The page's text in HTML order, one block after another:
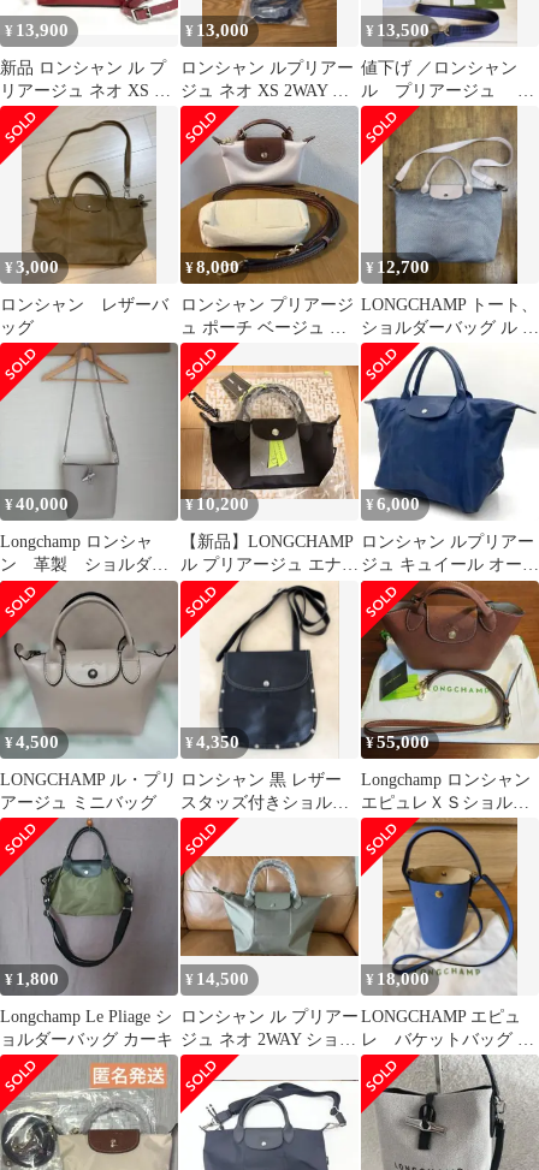
¥ 13,900
新品 ロンシャン ル プ
リアージュ ネオ XS レ
ッド 2WAYトートYKK
仕様
¥ 13,000
ロンシャン ルプリアー
ジュ ネオ XS 2WAY ネ
イビー
¥ 13,500
値下げ ／ロンシャン
ル プリアージュ ト
ートバッグ 別売りスト
ラップ付き
¥3,000
ロンシャン レザーバ
ッグ
¥8,000
ロンシャン プリアージ
ュ ポーチ ベージュ シ
ョルダーバッグ 付属
品おまけ付き
¥ 12,700
LONGCHAMP トート、
ショルダーバッグ ル プ
リアージュ ダンディ
ピンク
¥40,000
Longchamp ロンシャ
ン 革製 ショルダー
バッグ グレージュ
バッグ 鞄
¥10,200
【新品】LONGCHAMP
ル プリアージュ エナジ
ートップハンドルXS 黒
¥ 6,000
ロンシャン ルプリアー
ジュ キュイール オール
レザー ショルダーバッ
グ ブルー
¥4,500
LONGCHAMP ル・プリ
アージュ ミニバッグ
¥4,350
ロンシャン 黒 レザー
スタッズ付きショルダ
ーバッグ LONGCHAMP
¥55,000
Longchamp ロンシャン
エピュレＸＳショルダ
ーバッグブラウン
¥ 1,800
Longchamp Le Pliage シ
ョルダーバッグ カーキ
¥ 14,500
ロンシャン ル プリアー
ジュ ネオ 2WAY ショル
ダーバッグ S トープ
¥ 18,000
LONGCHAMP エピュ
レ バケットバッグ ブ
ルー 2WAY ショルダー
バッグ